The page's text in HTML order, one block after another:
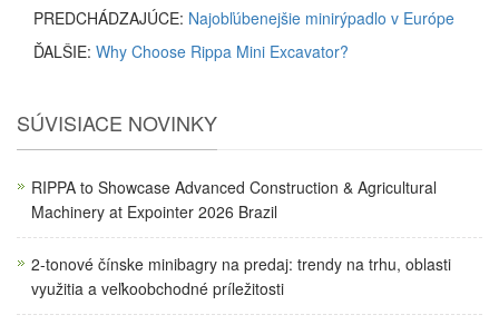
PREDCHÁDZAJÚCE: Najobľúbenejšie minirýpadlo v Európe
ĎALŠIE: Why Choose Rippa Mini Excavator?
SÚVISIACE NOVINKY
RIPPA to Showcase Advanced Construction & Agricultural
Machinery at Expointer 2026 Brazil
2-tonové čínske minibagry na predaj: trendy na trhu, oblasti
využitia a veľkoobchodné príležitosti